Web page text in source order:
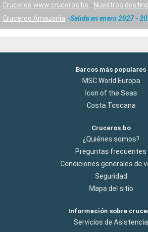
Cruceros www.cruceros.bo
Nuestros
Cruceros Amazonia
Salida en enero 2027 -
Barcos más populares
MSC World Europa
Icon of the Seas
Costa Toscana
Cruceros.bo
¿Quiénes somos?
Preguntas frecuentes
Condiciones generales de
Seguridad
Mapa del sitio
Información sobre
Servicios de Asistencia